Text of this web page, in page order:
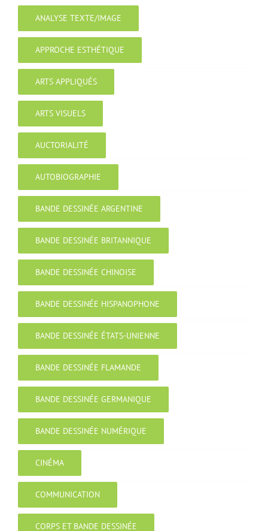
ANALYSE TEXTE/IMAGE
APPROCHE ESTHÉTIQUE
ARTS APPLIQUÉS
ARTS VISUELS
AUCTORIALITÉ
AUTOBIOGRAPHIE
BANDE DESSINÉE ARGENTINE
BANDE DESSINÉE BRITANNIQUE
BANDE DESSINÉE CHINOISE
BANDE DESSINÉE HISPANOPHONE
BANDE DESSINÉE ÉTATS-UNIENNE
BANDE DESSINÉE FLAMANDE
BANDE DESSINÉE GERMANIQUE
BANDE DESSINÉE NUMÉRIQUE
CINÉMA
COMMUNICATION
CORPS ET BANDE DESSINÉE